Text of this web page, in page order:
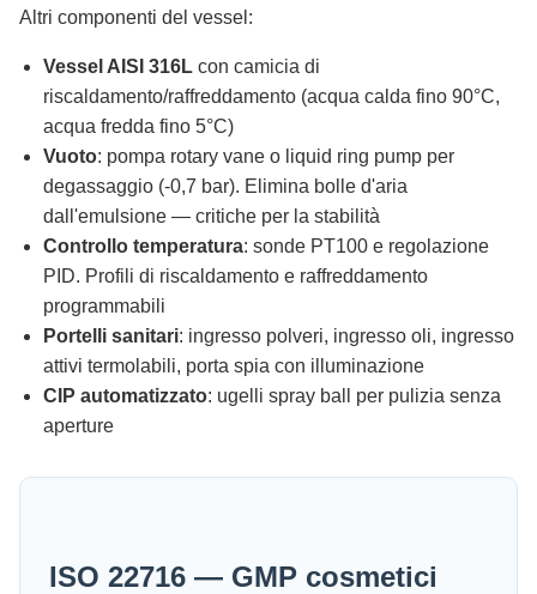
Altri componenti del vessel:
Vessel AISI 316L con camicia di
riscaldamento/raffreddamento (acqua calda fino 90°C,
acqua fredda fino 5°C)
Vuoto: pompa rotary vane o liquid ring pump per
degassaggio (-0,7 bar). Elimina bolle d'aria
dall'emulsione — critiche per la stabilità
Controllo temperatura: sonde PT100 e regolazione
PID. Profili di riscaldamento e raffreddamento
programmabili
Portelli sanitari: ingresso polveri, ingresso oli, ingresso
attivi termolabili, porta spia con illuminazione
CIP automatizzato: ugelli spray ball per pulizia senza
aperture
ISO 22716 — GMP cosmetici